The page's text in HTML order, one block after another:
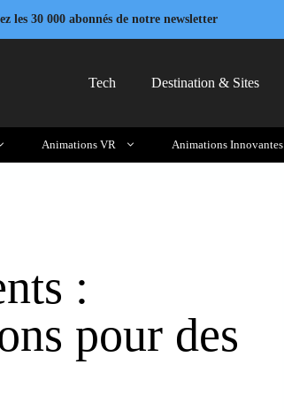
les 30 000 abonnés de notre newsletter
Tech Destination & Sites
Animations VR Animations Innovantes
:
pour des